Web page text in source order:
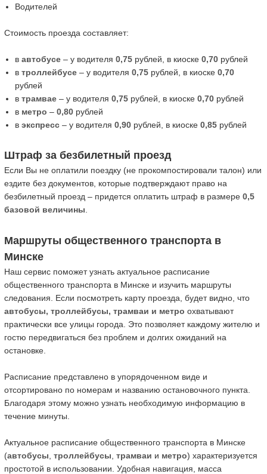
Водителей
Стоимость проезда составляет:
в автобусе– у водителя 0,75 рублей, в киоске 0,70 рублей
в троллейбусе– у водителя 0,75 рублей, в киоске 0,70
рублей
в трамвае– у водителя 0,75 рублей, в киоске 0,70 рублей
в метро – 0,80рублей
в экспресс– у водителя 0,90 рублей, в киоске 0,85 рублей
Штраф за безбилетный проезд
Если Вы не оплатили поездку (не прокомпостировали талон) или
ездите без документов, которые подтверждают право на
безбилетный проезд – придется оплатить штраф в размере 0,5
базовой величины.
Маршруты общественного транспорта в
Минске
Наш сервис поможет узнать актуальное расписание
общественного транспорта в Минске и изучить маршруты
следования. Если посмотреть карту проезда, будет видно, что
автобусы, троллейбусы, трамваи и метро охватывают
практически все улицы города. Это позволяет каждому жителю и
гостю передвигаться без проблем и долгих ожиданий на
остановке.
Расписание представлено в упорядоченном виде и
отсортировано по номерам и названию остановочного пункта.
Благодаря этому можно узнать необходимую информацию в
течение минуты.
Актуальное расписание общественного транспорта в Минске
(автобусы троллейбусы трамваи и метро) характеризуется
простотой в использовании. Удобная навигация, масса